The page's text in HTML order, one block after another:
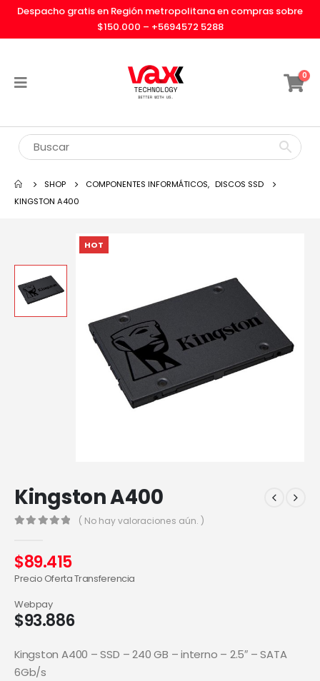
Despacho gratis en Región metropolitana en compras sobre
$150.000 – +5694572 5288
0
SHOP COMPONENTES INFORMÁTICOS, DISCOS SSD
KINGSTON A400
HOT
Kingston A400
( No hay valoraciones aún. )
$89.415
Precio Oferta Transferencia
$93.886
Webpay
Kingston A400 – SSD – 240 GB – interno – 2.5″ – SATA
6Gb/s